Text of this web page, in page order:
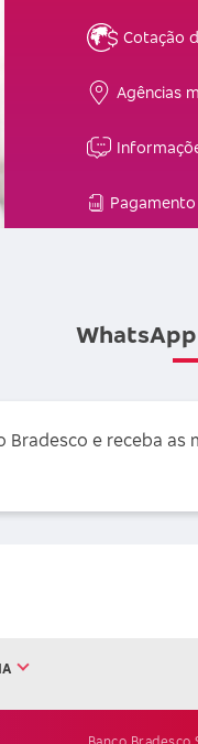
Cotação
Agências
e receba